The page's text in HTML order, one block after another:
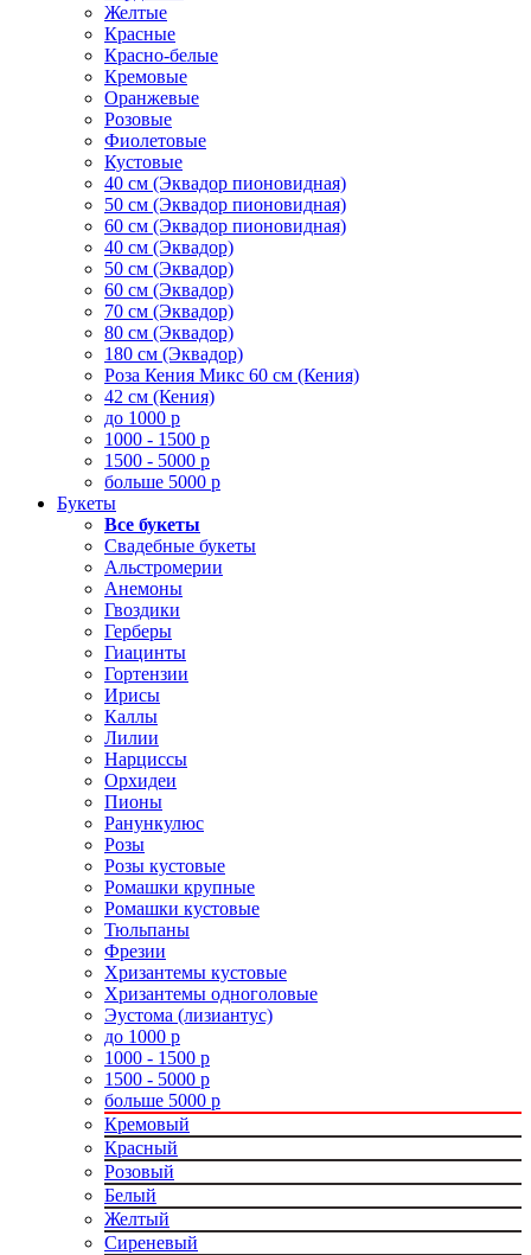
Желтые
Красные
Красно-белые
Кремовые
Оранжевые
Розовые
Фиолетовые
Кустовые
40 см (Эквадор пионовидная)
50 см (Эквадор пионовидная)
60 см (Эквадор пионовидная)
40 см (Эквадор)
50 см (Эквадор)
60 см (Эквадор)
70 см (Эквадор)
80 см (Эквадор)
180 см (Эквадор)
Роза Кения Микс 60 см (Кения)
42 см (Кения)
до 1000 р
1000 - 1500 р
1500 - 5000 р
больше 5000 р
Букеты
Все букеты
Свадебные букеты
Альстромерии
Анемоны
Гвоздики
Герберы
Гиацинты
Гортензии
Ирисы
Каллы
Лилии
Нарциссы
Орхидеи
Пионы
Ранункулюс
Розы
Розы кустовые
Ромашки крупные
Ромашки кустовые
Тюльпаны
Фрезии
Хризантемы кустовые
Хризантемы одноголовые
Эустома (лизиантус)
до 1000 р
1000 - 1500 р
1500 - 5000 р
больше 5000 р
Кремовый
Красный
Розовый
Белый
Желтый
Сиреневый